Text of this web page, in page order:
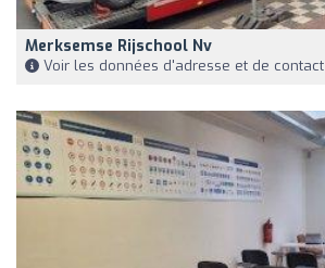
Merksemse Rijschool Nv
Voir les données d'adresse et de contact